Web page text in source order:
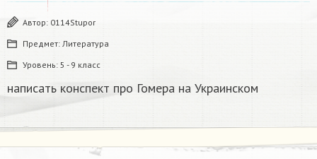
Автор: 0114Stupor
Предмет: Литература
Уровень: 5 - 9 класс
написать конспект про Гомера на Украинском​